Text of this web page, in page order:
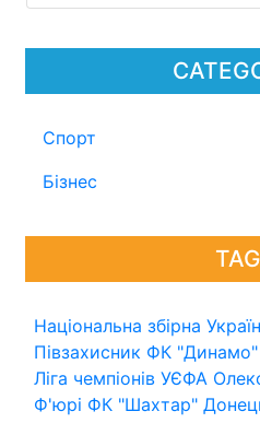
Спорт
Бізнес
Національна збірна
Півзахисник ФК "Динамо"
Ліга чемпіонів УЄФА
Ф'юрі ФК "Шахтар"